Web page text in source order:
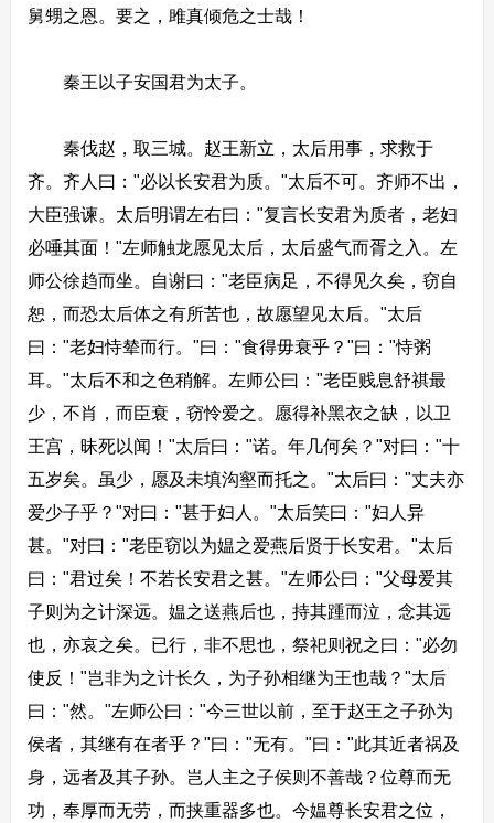
舅甥之恩。要之，雎真倾危之士哉！
秦王以子安国君为太子。
秦伐赵，取三城。赵王新立，太后用事，求救于
齐。齐人曰："必以长安君为质。"太后不可。齐师不出，
大臣强谏。太后明谓左右曰："复言长安君为质者，老妇
必唾其面！"左师触龙愿见太后，太后盛气而胥之入。左
师公徐趋而坐。自谢曰："老臣病足，不得见久矣，窃自
恕，而恐太后体之有所苦也，故愿望见太后。"太后
曰："老妇恃辇而行。"曰："食得毋衰乎？"曰："恃粥
耳。"太后不和之色稍解。左师公曰："老臣贱息舒祺最
少，不肖，而臣衰，窃怜爱之。愿得补黑衣之缺，以卫
王宫，昧死以闻！"太后曰："诺。年几何矣？"对曰："十
五岁矣。虽少，愿及未填沟壑而托之。"太后曰："丈夫亦
爱少子乎？"对曰："甚于妇人。"太后笑曰："妇人异
甚。"对曰："老臣窃以为媪之爱燕后贤于长安君。"太后
曰："君过矣！不若长安君之甚。"左师公曰："父母爱其
子则为之计深远。媪之送燕后也，持其踵而泣，念其远
也，亦哀之矣。已行，非不思也，祭祀则祝之曰："必勿
使反！"岂非为之计长久，为子孙相继为王也哉？"太后
曰："然。"左师公曰："今三世以前，至于赵王之子孙为
侯者，其继有在者乎？"曰："无有。"曰："此其近者祸及
身，远者及其子孙。岂人主之子侯则不善哉？位尊而无
功，奉厚而无劳，而挟重器多也。今媪尊长安君之位，